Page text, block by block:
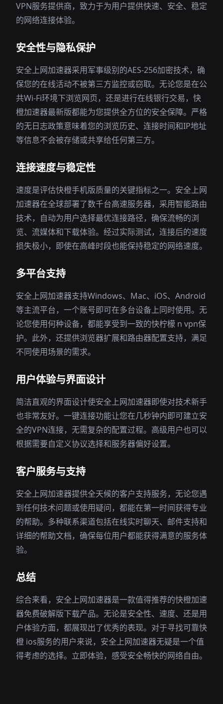
VPN服务提供商，致力于为用户提供快速、安全、稳定
的网络连接体验。
安全性与隐私保护
安全上网加速器采用军事级别的AES-256加密技术，确
保您的在线活动不被第三方监控或窃取。无论您是在公
共Wi-Fi环境下浏览网页，还是进行在线银行交易，快
橙加速器最新版都能为您提供全方位的安全保障。严格
的无日志政策意味着您的浏览历史、连接时间和IP地址
等信息不会被存储或共享给任何第三方。
连接速度与稳定性
速度是评估快橙手机版质量的关键指标之一。安全上网
加速器在全球部署了数千台高速服务器，采用智能路由
技术，自动为用户选择最优连接路径，确保流畅的浏
览、流媒体和下载体验。经过实际测试，连接后的速度
损失极小，即使在高峰时段也能保持稳定的网络速度。
多平台支持
安全上网加速器支持Windows、Mac、iOS、Android
等主流平台，一个账号即可在多台设备上同时使用。无
论您使用何种设备，都能享受到一致的快柠檬 n vpn保
护。此外，还提供浏览器扩展和路由器配置支持，满足
不同使用场景的需求。
用户体验与界面设计
简洁直观的界面设计使安全上网加速器即使对技术新手
也非常友好。一键连接功能让您在几秒钟内即可建立安
全的VPN连接，无需复杂的配置过程。高级用户也可以
根据需要自定义协议选择和服务器偏好设置。
客户服务与支持
安全上网加速器提供全天候的客户支持服务，无论您遇
到任何技术问题或使用疑问，都能在第一时间获得专业
的帮助。多种联系渠道包括在线实时聊天、邮件支持和
详细的帮助文档，确保每位用户都能获得满意的服务体
验。
总结
综合来看，安全上网加速器是一款值得推荐的快橙加速
器免费破解版下载产品。无论是安全性、速度、还是用
户体验方面，都展现出了优秀的表现。对于寻找可靠快
橙 ios服务的用户来说，安全上网加速器无疑是一个值
得考虑的选择。立即体验，感受安全畅快的网络自由。